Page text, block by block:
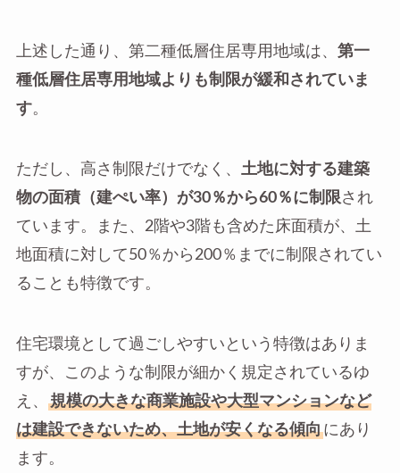
上述した通り、第二種低層住居専用地域は、 第一
種低層住居専用地域よりも制限が緩和されていま
す。
ただし、高さ制限だけでなく、
土地に対する建築
物の面積（建ぺい率）が30％から60％に制限され
ています。また、2階や3階も含めた床面積が、土
地面積に対して50％から200％までに制限されてい
ることも特徴です。
住宅環境として過ごしやすいという特徴はありま
すが、このような制限が細かく規定されているゆ
え、
規模の大きな商業施設や大型マンションなど
は建設できないため、土地が安くなる傾向にあり
ます。